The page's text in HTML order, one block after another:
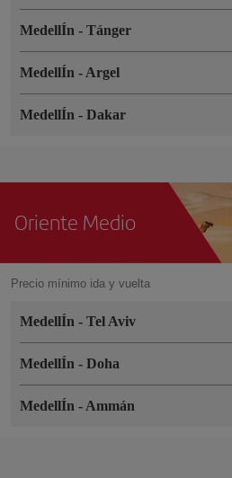
MedellÍn - Tánger
MedellÍn - Argel
MedellÍn - Dakar
Oriente Medio
Precio mínimo ida y vuelta
MedellÍn - Tel Aviv
MedellÍn - Doha
MedellÍn - Ammán